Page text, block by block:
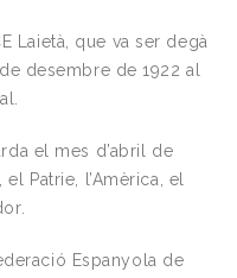
Laietà, que va ser degà
desembre de 1922 al
el mes d’abril de
Patrie, l’Amèrica, el
Espanyola de